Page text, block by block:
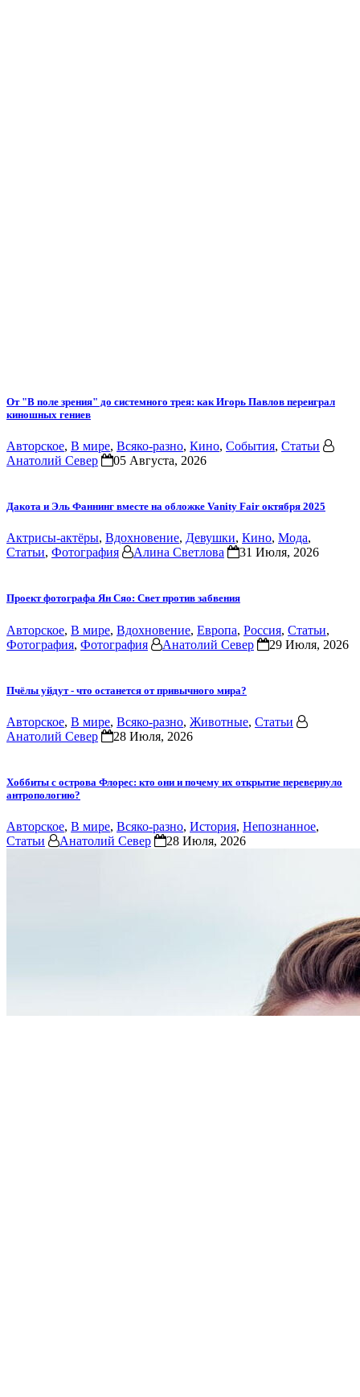
От "В поле зрения" до системного трея: как Игорь Павлов переиграл
киношных гениев
Авторское, В мире, Всяко-разно, Кино, События, Статьи
Анатолий Север
05 Августа, 2026
Дакота и Эль Фаннинг вместе на обложке Vanity Fair октября 2025
Актрисы-актёры, Вдохновение, Девушки, Кино, Мода,
Статьи, Фотография Алина Светлова 31 Июля, 2026
Проект фотографа Ян Сяо: Свет против забвения
Авторское, В мире, Вдохновение, Европа, Россия, Статьи,
Фотография, Фотография Анатолий Север 29 Июля, 2026
Пчёлы уйдут - что останется от привычного мира?
Авторское, В мире, Всяко-разно, Животные, Статьи
Анатолий Север
28 Июля, 2026
Хоббиты с острова Флорес: кто они и почему их открытие перевернуло
антропологию?
Авторское, В мире, Всяко-разно, История, Непознанное,
Статьи
Анатолий Север 28 Июля, 2026